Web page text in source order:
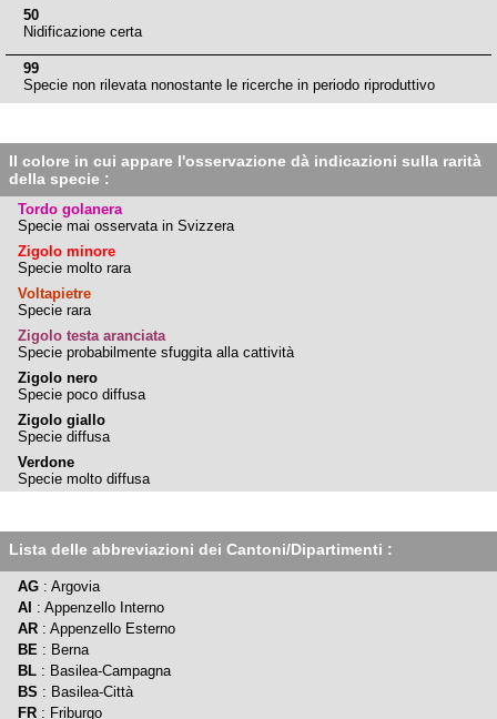
50
Nidificazione certa
99
Specie non rilevata nonostante le ricerche in periodo riproduttivo
Il colore in cui appare l'osservazione dà indicazioni sulla rarità
della specie :
Tordo golanera
Specie mai osservata in Svizzera
Zigolo minore
Specie molto rara
Voltapietre
Specie rara
Zigolo testa aranciata
Specie probabilmente sfuggita alla cattività
Zigolo nero
Specie poco diffusa
Zigolo giallo
Specie diffusa
Verdone
Specie molto diffusa
Lista delle abbreviazioni dei Cantoni/Dipartimenti :
AG : Argovia
AI : Appenzello Interno
AR : Appenzello Esterno
BE : Berna
BL : Basilea-Campagna
BS : Basilea-Città
FR : Friburgo